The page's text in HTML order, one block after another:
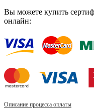
Вы можете купить
онлайн:
Описание процесса оплаты